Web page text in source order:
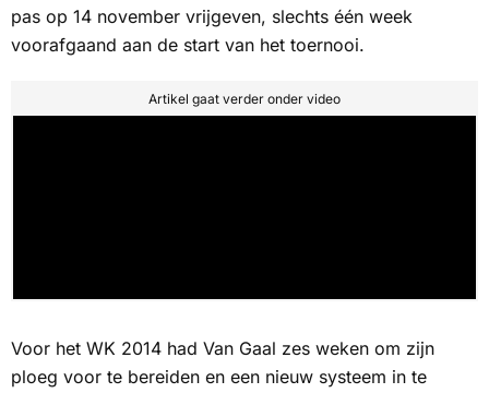
pas op 14 november vrijgeven, slechts één week
voorafgaand aan de start van het toernooi.
Artikel gaat verder onder video
Voor het WK 2014 had Van Gaal zes weken om zijn
ploeg voor te bereiden en een nieuw systeem in te